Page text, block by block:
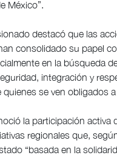
México”.
destacó que las
consolidado su papel
en la búsqueda
integración y
quienes se ven obligados
la participación activa
regionales que,
“basada en la